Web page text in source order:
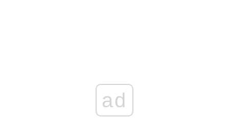
ad